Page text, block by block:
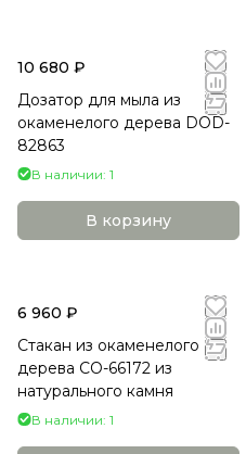
10 680 ₽
Дозатор для мыла из
окаменелого дерева DOD-
82863
В наличии: 1
В корзину
6 960 ₽
Стакан из окаменелого
дерева СO-66172 из
натурального камня
В наличии: 1